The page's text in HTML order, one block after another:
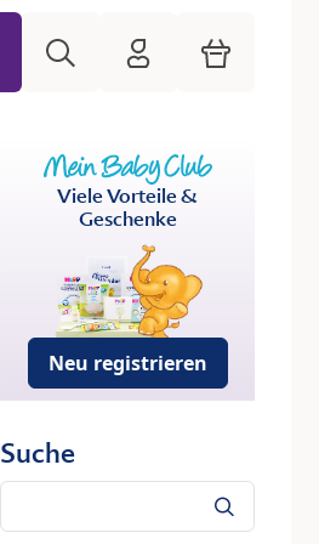
HiPP Mein Babyclub
Warenkorb
Viele Vorteile &
Geschenke
Neu registrieren
Suche